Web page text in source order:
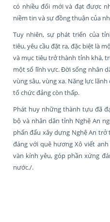
có nhiều đổi mới và đạt được
niềm tin và sự đồng thuận của
Tuy nhiên, sự phát triển của
tiêu, yêu cầu đặt ra, đặc biệt là
và mục tiêu trở thành tỉnh khá,
một số lĩnh vực. Đời sống nhân
vùng sâu, vùng xa. Năng lực
tổ chức đảng còn thấp.
Phát huy những thành tựu đã
bộ và nhân dân tỉnh Nghệ An
phấn đấu xây dựng Nghệ An
đáng với quê hương Xô viết
vàn kính yêu, góp phần xứng
nước./.